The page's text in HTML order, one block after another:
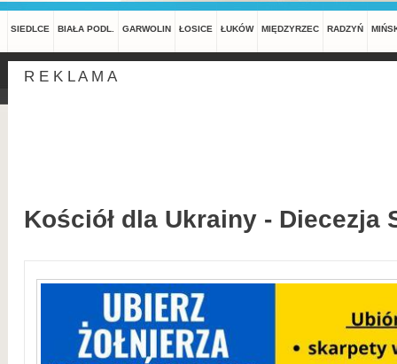
SIEDLCE BIAŁA PODL. GARWOLIN ŁOSICE ŁUKÓW MIĘDZYRZEC RADZYŃ
R E K L A M A
Kościół dla Ukrainy - Diecezja